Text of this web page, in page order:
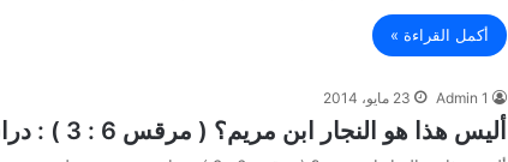
أكمل القراءة »
Admin 1 23 مايو، 2014
أليس هذا هو النجار ابن مريم؟ ( مرقس 6 : 3 ) : دراسة نصية مبسطة